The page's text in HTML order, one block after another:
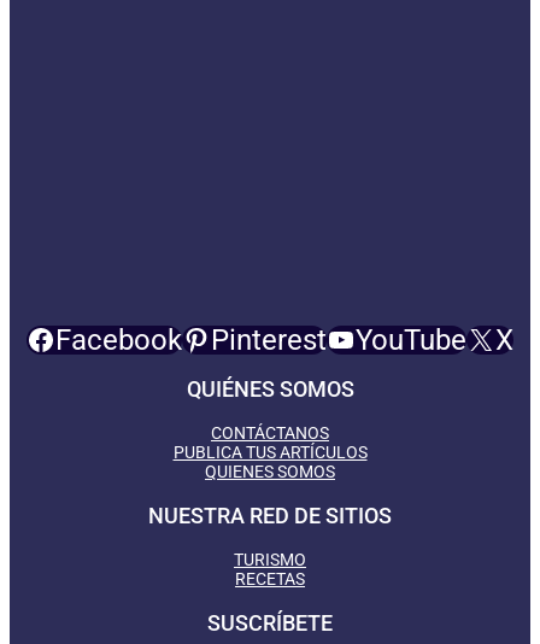
Facebook Pinterest YouTube X
QUIÉNES SOMOS
CONTÁCTANOS
PUBLICA TUS ARTÍCULOS
QUIENES SOMOS
NUESTRA RED DE SITIOS
TURISMO
RECETAS
SUSCRÍBETE